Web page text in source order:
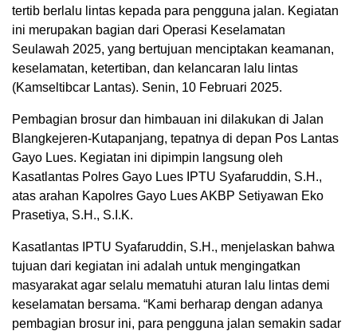
tertib berlalu lintas kepada para pengguna jalan. Kegiatan
ini merupakan bagian dari Operasi Keselamatan
Seulawah 2025, yang bertujuan menciptakan keamanan,
keselamatan, ketertiban, dan kelancaran lalu lintas
(Kamseltibcar Lantas). Senin, 10 Februari 2025.
Pembagian brosur dan himbauan ini dilakukan di Jalan
Blangkejeren-Kutapanjang, tepatnya di depan Pos Lantas
Gayo Lues. Kegiatan ini dipimpin langsung oleh
Kasatlantas Polres Gayo Lues IPTU Syafaruddin, S.H.,
atas arahan Kapolres Gayo Lues AKBP Setiyawan Eko
Prasetiya, S.H., S.I.K.
Kasatlantas IPTU Syafaruddin, S.H., menjelaskan bahwa
tujuan dari kegiatan ini adalah untuk mengingatkan
masyarakat agar selalu mematuhi aturan lalu lintas demi
keselamatan bersama. “Kami berharap dengan adanya
pembagian brosur ini, para pengguna jalan semakin sadar